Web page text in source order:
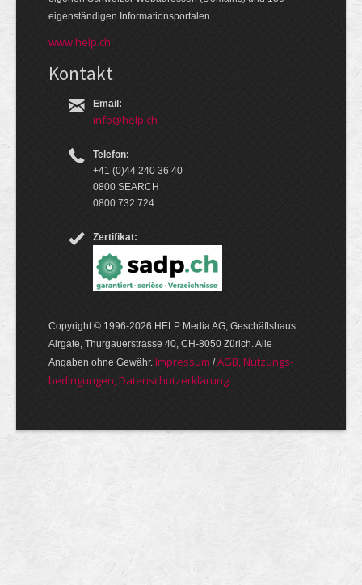
eigen­ständigen Infor­mations­por­talen.
www.help.ch
Kontakt
Email:
info@help.ch
Telefon:
+41 (0)44 240 36 40
0800 SEARCH
0800 732 724
Zertifikat:
Copyright © 1996-2026 HELP Media AG, Geschäftshaus
Airgate, Thurgauer­strasse 40, CH-8050 Zürich. Alle
Angaben ohne Gewähr. Im­pres­sum /AGB, Nut­zungs­
bedin­gungen, Daten­schutz­er­klärung